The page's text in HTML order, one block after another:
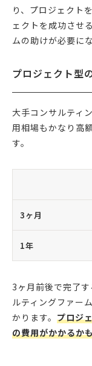
り、プロジェクト
ェクトを成功させ
ムの助けが必要に
プロジェクト型
大手コンサルティ
用相場もかなり高
す。
3ヶ月
1年
3ヶ月前後で完了
ルティングファー
かります。 プロジ
の費用がかかるか